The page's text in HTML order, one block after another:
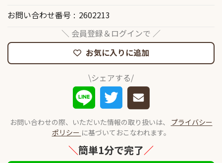
お問い合わせ番号
2602213
＼ 会員登録＆ログインで ／
お気に入りに追加
\シェアする/
お問い合わせの際、いただいた情報の取り扱いは、 プライバシー
ポリシー に基づいておこなわれます。
＼簡単1分で完了／